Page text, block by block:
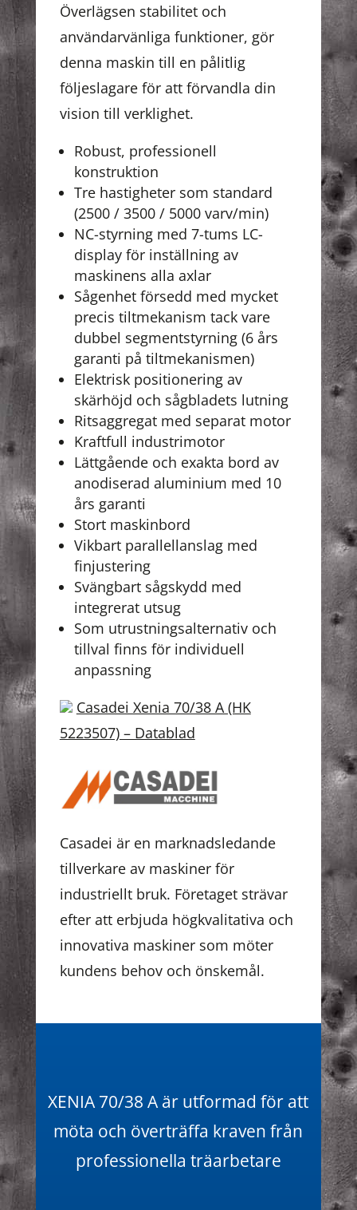
Överlägsen stabilitet och
användarvänliga funktioner, gör
denna maskin till en pålitlig
följeslagare för att förvandla din
vision till verklighet.
Robust, professionell
konstruktion
Tre hastigheter som standard
(2500 / 3500 / 5000 varv/min)
NC-styrning med 7-tums LC-
display för inställning av
maskinens alla axlar
Sågenhet försedd med mycket
precis tiltmekanism tack vare
dubbel segmentstyrning (6 års
garanti på tiltmekanismen)
Elektrisk positionering av
skärhöjd och sågbladets lutning
Ritsaggregat med separat motor
Kraftfull industrimotor
Lättgående och exakta bord av
anodiserad aluminium med 10
års garanti
Stort maskinbord
Vikbart parallellanslag med
finjustering
Svängbart sågskydd med
integrerat utsug
Som utrustningsalternativ och
tillval finns för individuell
anpassning
Casadei Xenia 70/38 A (HK
5223507) – Datablad
Casadei är en marknadsledande
tillverkare av maskiner för
industriellt bruk. Företaget strävar
efter att erbjuda högkvalitativa och
innovativa maskiner som möter
kundens behov och önskemål.
XENIA 70/38 A är utformad för att
möta och överträffa kraven från
professionella träarbetare